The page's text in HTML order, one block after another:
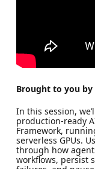
Brought to you by
In this session,
production‑ready
Framework,
serverless GPUs.
through how
workflows, persist